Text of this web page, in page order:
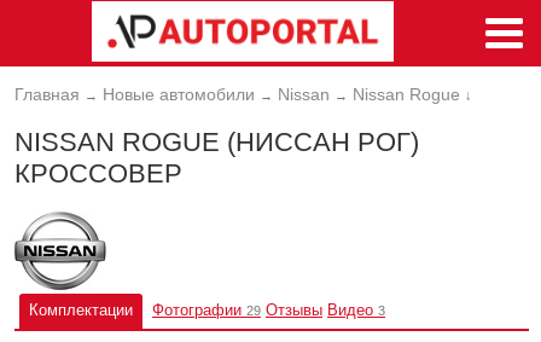
Главная → Новые автомобили → Nissan → Nissan Rogue ↓
NISSAN ROGUE (НИССАН РОГ)
КРОССОВЕР
Комплектации Фотографии 29 Отзывы Видео 3